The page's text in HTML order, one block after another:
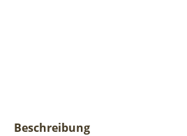
Beschreibung